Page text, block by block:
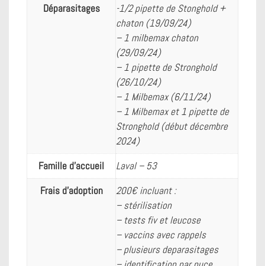
Déparasitages
-1/2 pipette de Stonghold +
chaton (19/09/24)
– 1 milbemax chaton
(29/09/24)
– 1 pipette de Stronghold
(26/10/24)
– 1 Milbemax (6/11/24)
– 1 Milbemax et 1 pipette de
Stronghold (début décembre
2024)
Famille d'accueil
Laval – 53
Frais d’adoption
200€ incluant :
– stérilisation
– tests fiv et leucose
– vaccins avec rappels
– plusieurs deparasitages